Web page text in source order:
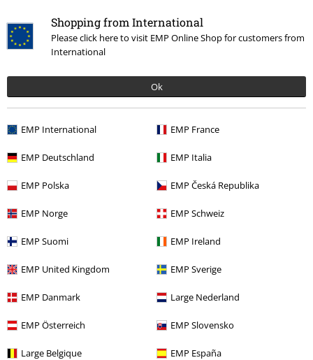
Shopping from International
Please click here to visit EMP Online Shop for customers from
International
Ok
EMP International EMP France
EMP Deutschland EMP Italia
EMP Polska EMP Česká Republika
EMP Norge EMP Schweiz
EMP Suomi EMP Ireland
EMP United Kingdom EMP Sverige
EMP Danmark Large Nederland
EMP Österreich EMP Slovensko
Large Belgique EMP España
%